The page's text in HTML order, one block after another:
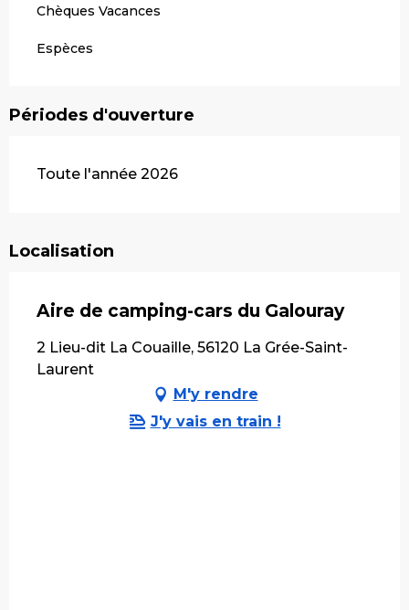
Chèques Vacances
Espèces
Périodes d'ouverture
Toute l'année 2026
Localisation
Aire de camping-cars du Galouray
2 Lieu-dit La Couaille, 56120 La Grée-Saint-
Laurent
M'y rendre
J'y vais en train !